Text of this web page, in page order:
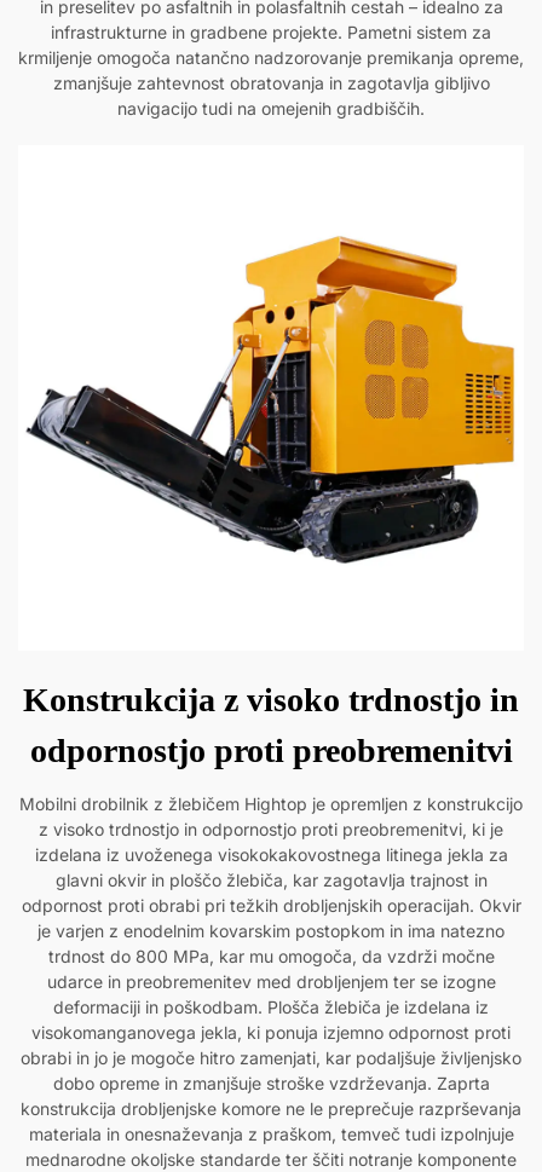
in preselitev po asfaltnih in polasfaltnih cestah – idealno za
infrastrukturne in gradbene projekte. Pametni sistem za
krmiljenje omogoča natančno nadzorovanje premikanja opreme,
zmanjšuje zahtevnost obratovanja in zagotavlja gibljivo
navigacijo tudi na omejenih gradbiščih.
Konstrukcija z visoko trdnostjo in
odpornostjo proti preobremenitvi
Mobilni drobilnik z žlebičem Hightop je opremljen z konstrukcijo
z visoko trdnostjo in odpornostjo proti preobremenitvi, ki je
izdelana iz uvoženega visokokakovostnega litinega jekla za
glavni okvir in ploščo žlebiča, kar zagotavlja trajnost in
odpornost proti obrabi pri težkih drobljenjskih operacijah. Okvir
je varjen z enodelnim kovarskim postopkom in ima natezno
trdnost do 800 MPa, kar mu omogoča, da vzdrži močne
udarce in preobremenitev med drobljenjem ter se izogne
deformaciji in poškodbam. Plošča žlebiča je izdelana iz
visokomanganovega jekla, ki ponuja izjemno odpornost proti
obrabi in jo je mogoče hitro zamenjati, kar podaljšuje življenjsko
dobo opreme in zmanjšuje stroške vzdrževanja. Zaprta
konstrukcija drobljenjske komore ne le preprečuje razprševanja
materiala in onesnaževanja z praškom, temveč tudi izpolnjuje
mednarodne okoljske standarde ter ščiti notranje komponente